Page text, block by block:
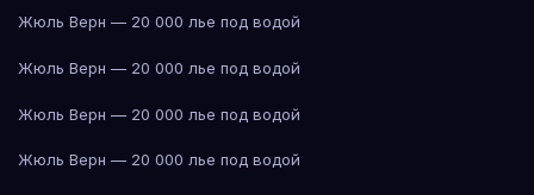
Жюль Верн — 20 000 лье под водой
Жюль Верн — 20 000 лье под водой
Жюль Верн — 20 000 лье под водой
Жюль Верн — 20 000 лье под водой